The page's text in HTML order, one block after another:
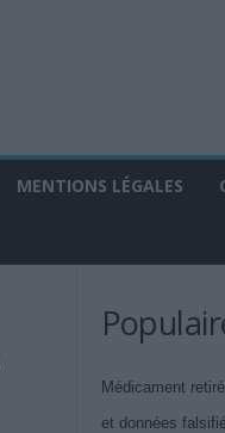
MENTIONS LÉGALES
Médicament
et données